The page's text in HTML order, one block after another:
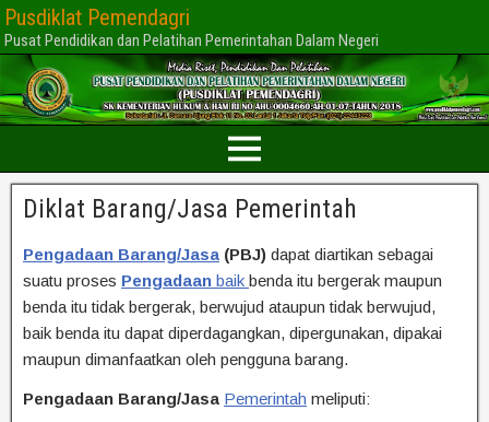
Pusdiklat Pemendagri
Pusat Pendidikan dan Pelatihan Pemerintahan Dalam Negeri
Diklat Barang/Jasa Pemerintah
Pengadaan Barang/Jasa (PBJ) dapat diartikan sebagai
suatu proses Pengadaan baik benda itu bergerak maupun
benda itu tidak bergerak, berwujud ataupun tidak berwujud,
baik benda itu dapat diperdagangkan, dipergunakan, dipakai
maupun dimanfaatkan oleh pengguna barang.
Pengadaan Barang/Jasa Pemerintah meliputi: